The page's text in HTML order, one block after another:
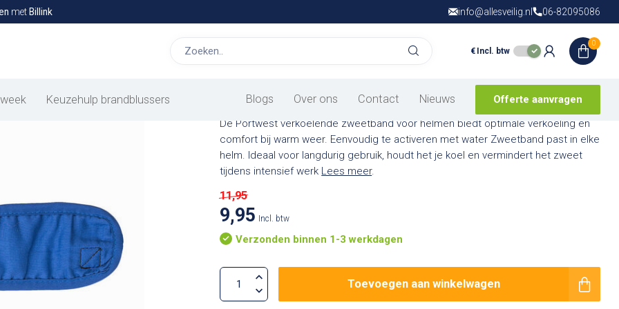
metBillink Gratis verzendingvanaf € 150,- in
info@allesveilig.nl 06-82095086
€ Incl. btw
0
Keuzehulp brandblussers Blogs Over ons Contact Nieuws Offerte aanvragen
Portwest Verkoelende band voor helmen
De Portwest verkoelende zweetband voor helmen biedt optimale verkoeling en
comfort bij warm weer. Eenvoudig te activeren met water Zweetband past in elke
helm. Ideaal voor langdurig gebruik, houdt het je koel en vermindert het zweet
tijdens intensief werk Lees meer.
11,95
9,95 Incl. btw
Verzonden binnen 1-3 werkdagen
Toevoegen aan winkelwagen